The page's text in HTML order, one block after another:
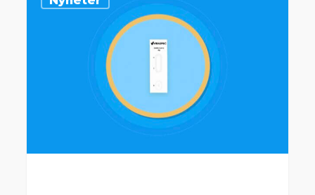
levererar